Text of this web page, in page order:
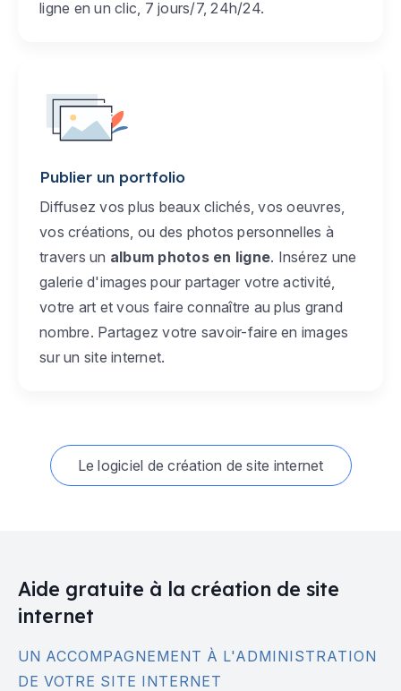
ligne en un clic, 7 jours/7, 24h/24.
Publier un portfolio
Diffusez vos plus beaux clichés, vos oeuvres,
vos créations, ou des photos personnelles à
travers un album photos en ligne. Insérez une
galerie d'images pour partager votre activité,
votre art et vous faire connaître au plus grand
nombre. Partagez votre savoir-faire en images
sur un site internet.
Le logiciel de création de site internet
Aide gratuite à la création de site
internet
UN ACCOMPAGNEMENT À L'ADMINISTRATION
DE VOTRE SITE INTERNET